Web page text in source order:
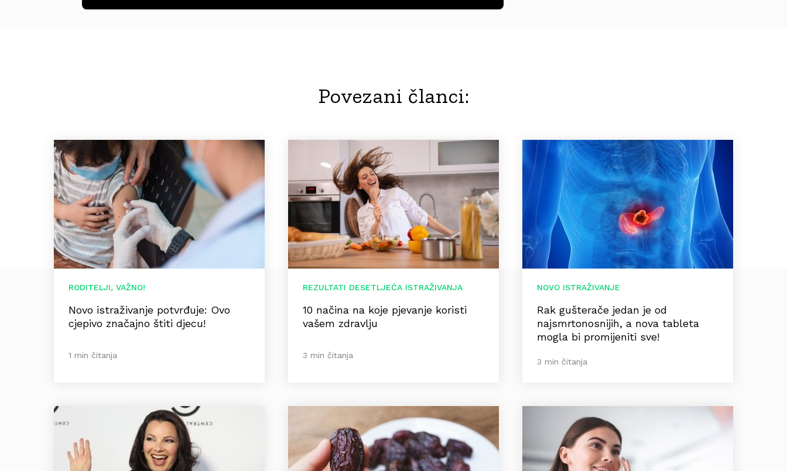
Povezani članci:
RODITELJI, VAŽNO!
Novo istraživanje potvrđuje: Ovo
cjepivo značajno štiti djecu!
1 min čitanja
REZULTATI DESETLJEĆA ISTRAŽIVANJA
10 načina na koje pjevanje koristi
vašem zdravlju
3 min čitanja
NOVO ISTRAŽIVANJE
Rak gušterače jedan je od
najsmrtonosnijih, a nova tableta
mogla bi promijeniti sve!
3 min čitanja